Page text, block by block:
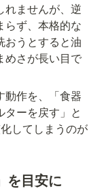
れませんが、逆
らず、本格的な
おうとすると油
めさが長い目で
動作を、「食器
ーを戻す」と
してしまうのが
を目安に